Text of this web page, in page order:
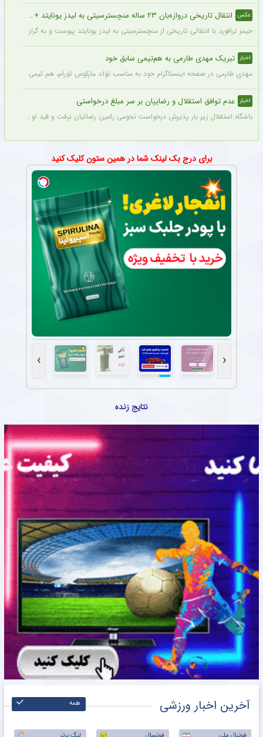
عکس انتقال تاریخی دروازه‌بان ۲۳ ساله منچسترسیتی به لیدز یونایتد + عکس
جیمز ترافورد با انتقالی تاریخی از منچسترسیتی به لیدز یونایتد پیوست و به گران‌ترین
اخبار تبریک مهدی طارمی به هم‌تیمی سابق خود
مهدی طارمی در صفحه اینستاگرام خود به مناسب تولد مارکوس تورام، هم تیمی سابق
اخبار عدم توافق استقلال و رضاییان بر سر مبلغ درخواستی
باشگاه استقلال زیر بار پذیرش درخواست نجومی رامین رضائیان نرفت و قید او را زد تا
برای درج بک لینک شما در همین ستون کلیک کنید
‹
›
نتایج زنده
آخرین اخبار ورزشی همه